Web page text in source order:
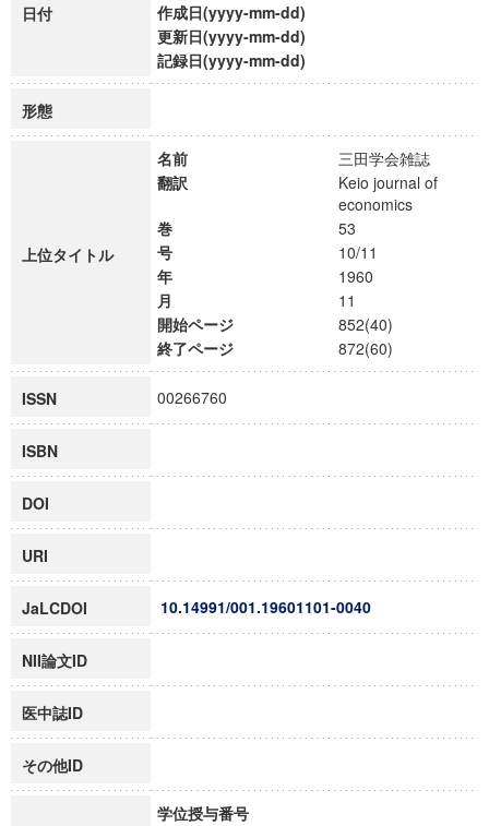
日付
作成日(yyyy-mm-dd)
更新日(yyyy-mm-dd)
記録日(yyyy-mm-dd)
形態
上位タイトル
名前
三田学会雑誌
翻訳
Keio journal of
economics
巻
53
号
10/11
年
1960
月
11
開始ページ
852(40)
終了ページ
872(60)
ISSN 00266760
ISBN
DOI
URI
JaLCDOI 10.14991/001.19601101-0040
NII論文ID
医中誌ID
その他ID
学位授与番号